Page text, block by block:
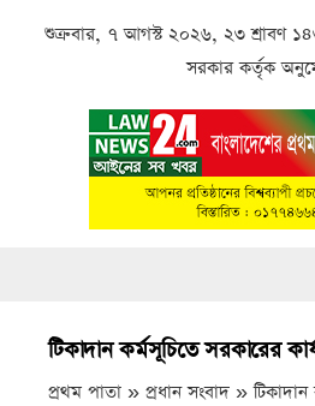
শুক্রবার, ৭ আগস্ট ২০২৬, ২৩ শ্রাবণ
সরকার কর্তৃক
টিকাদান কর্মসূচিতে সরকারের
প্রথম পাতা » প্রধান সংবাদ »